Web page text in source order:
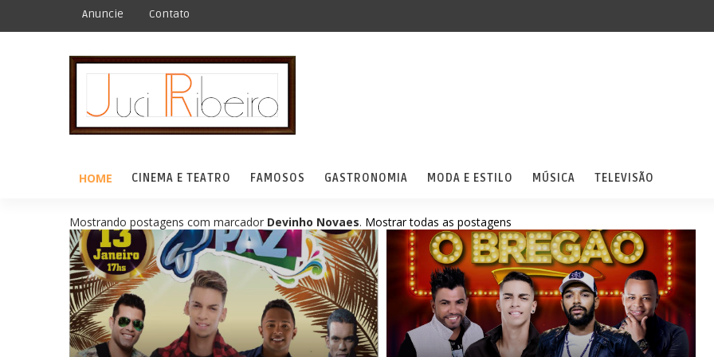
Anuncie Contato
HOME CINEMA E TEATRO FAMOSOS GASTRONOMIA MODA E ESTILO MÚSICA TELEVISÃO
Mostrando postagens com marcador Devinho Novaes. Mostrar todas as postagens